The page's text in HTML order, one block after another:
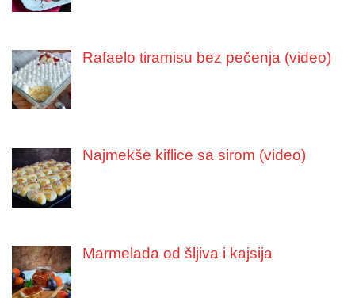
Rafaelo tiramisu bez pečenja (video)
Najmekše kiflice sa sirom (video)
Marmelada od šljiva i kajsija